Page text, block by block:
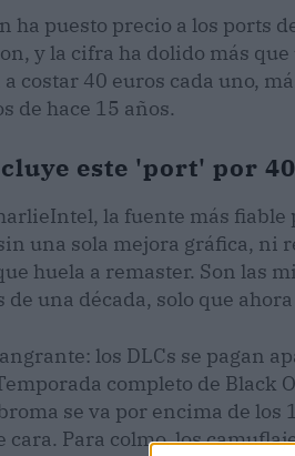
ha puesto precio a los ports
y la cifra ha dolido más
a costar 40 euros cada uno,
de hace 15 años.
este 'port' por
la fuente más
una sola mejora gráfica, ni
huela a remaster. Son las
de una década, solo que
los DLCs se pagan
completo de Black
se va por encima de
cara. Para colmo, los